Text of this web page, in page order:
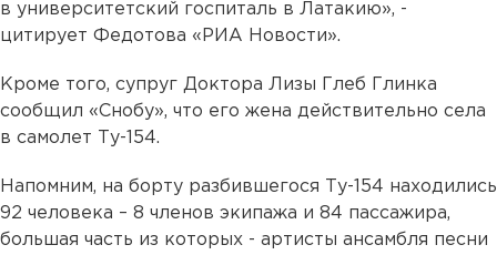
в университетский госпиталь в Латакию», -
цитирует Федотова «РИА Новости».
Кроме того, супруг Доктора Лизы Глеб Глинка
сообщил «Снобу», что его жена действительно села
в самолет Ту-154.
Напомним, на борту разбившегося Ту-154 находились
92 человека – 8 членов экипажа и 84 пассажира,
большая часть из которых - артисты ансамбля песни